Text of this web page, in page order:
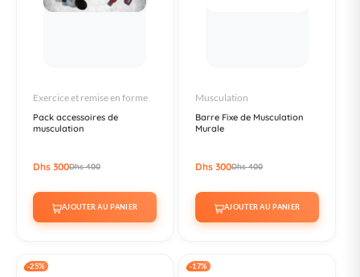
Exercice et remise en forme
Pack accessoires de
musculation
Dhs 300Dhs 400
AJOUTER AU PANIER
Musculation
Barre Fixe de Musculation
Murale
Dhs 300Dhs 400
AJOUTER AU PANIER
-25% -17%